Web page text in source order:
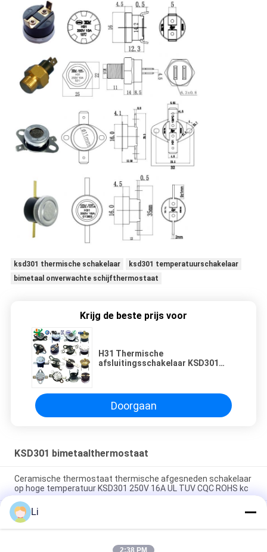
ksd301 thermische schakelaar
ksd301 temperatuurschakelaar
bimetaal onverwachte schijfthermostaat
Krijg de beste prijs voor
H31 Thermische
afsluitingsschakelaar KSD301
KI31
Doorgaan
KSD301 bimetaalthermostaat
Ceramische thermostaat thermische afgesneden schakelaar
op hoge temperatuur KSD301 250V 16A UL TUV CQC ROHS kc
De bimetaalthermostaten van de Schijf Onverwachte Actie,
lage temperatuur beperkten controleschakelaar H31 250V 10
13C
Li
2:38 PM